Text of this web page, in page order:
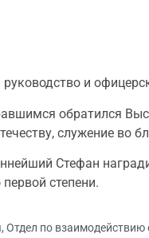
и
обратился
служение во
Стефан
степени.
, Отдел по